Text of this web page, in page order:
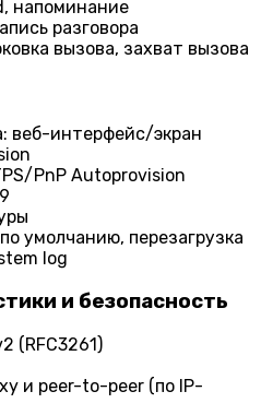
напоминание
разговора
вызова, захват вызова
веб-интерфейс/экран
PnP Autoprovision
умолчанию, перезагрузка
log
и безопасность
(RFC3261)
и peer-to-peer (по IP-